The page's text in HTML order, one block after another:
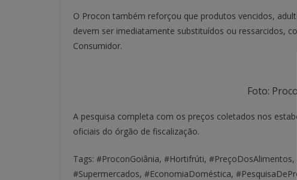
O Procon também reforçou que produtos vencidos,
devem ser imediatamente substituídos ou ressarcidos,
Consumidor.
Foto:
A pesquisa completa com os preços coletados nos
oficiais do órgão de fiscalização.
Tags: #ProconGoiânia, #Hortifrúti,
#Supermercados, #EconomiaDoméstica,